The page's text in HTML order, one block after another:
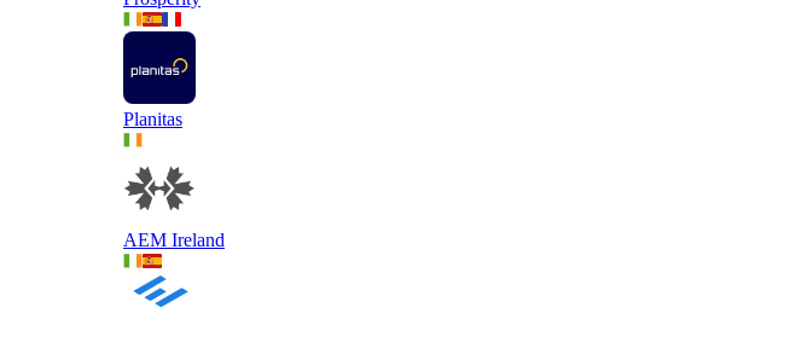
Planitas
AEM Ireland